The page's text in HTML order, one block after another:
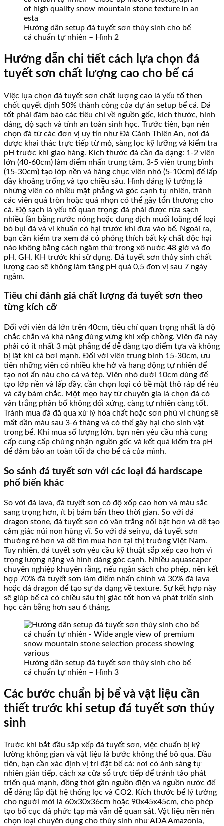
Hướng dẫn setup đá tuyết sơn thủy sinh cho bể
cá chuẩn tự nhiên – Hình 2
Hướng dẫn chi tiết cách lựa chọn đá
tuyết sơn chất lượng cao cho bể cá
Việc lựa chọn đá tuyết sơn chất lượng cao là yếu tố then
chốt quyết định 50% thành công của dự án setup bể cá. Đá
tốt phải đảm bảo các tiêu chí về nguồn gốc, kích thước, hình
dáng, độ sạch và tính an toàn sinh học. Trước tiên, bạn nên
chọn đá từ các đơn vị uy tín như Đá Cảnh Thiên An, nơi đá
được khai thác trực tiếp từ mỏ, sàng lọc kỹ lưỡng và kiểm tra
pH trước khi giao hàng. Kích thước đá cần đa dạng: 1-2 viên
lớn (40-60cm) làm điểm nhấn trung tâm, 3-5 viên trung bình
(15-30cm) tạo lớp nền và hàng chục viên nhỏ (5-10cm) để lấp
đầy khoảng trống và tạo chiều sâu. Hình dáng lý tưởng là
những viên có nhiều mặt phẳng và góc cạnh tự nhiên, tránh
các viên quá tròn hoặc quá nhọn có thể gây tổn thương cho
cá. Độ sạch là yếu tố quan trọng: đá phải được rửa sạch
nhiều lần bằng nước nóng hoặc dung dịch muối loãng để loại
bỏ bụi đá và vi khuẩn có hại trước khi đưa vào bể. Ngoài ra,
bạn cần kiểm tra xem đá có phóng thích bất kỳ chất độc hại
nào không bằng cách ngâm thử trong xô nước 48 giờ và đo
pH, GH, KH trước khi sử dụng. Đá tuyết sơn thủy sinh chất
lượng cao sẽ không làm tăng pH quá 0,5 đơn vị sau 7 ngày
ngâm.
Tiêu chí đánh giá chất lượng đá tuyết sơn theo
từng kích cỡ
Đối với viên đá lớn trên 40cm, tiêu chí quan trọng nhất là độ
chắc chắn và khả năng đứng vững khi xếp chồng. Viên đá này
phải có ít nhất 3 mặt phẳng để dễ dàng tạo điểm tựa và không
bị lật khi cá bơi mạnh. Đối với viên trung bình 15-30cm, ưu
tiên những viên có nhiều khe hở và hang động tự nhiên để
tạo nơi ẩn náu cho cá và tép. Viên nhỏ dưới 10cm dùng để
tạo lớp nền và lấp đầy, cần chọn loại có bề mặt thô ráp để rêu
và cây bám chắc. Một mẹo hay từ chuyên gia là chọn đá có
vân trắng phân bố không đối xứng, càng tự nhiên càng tốt.
Tránh mua đá đã qua xử lý hóa chất hoặc sơn phủ vì chúng sẽ
mất dần màu sau 3-6 tháng và có thể gây hại cho sinh vật
trong bể. Khi mua số lượng lớn, bạn nên yêu cầu nhà cung
cấp cung cấp chứng nhận nguồn gốc và kết quả kiểm tra pH
để đảm bảo an toàn tối đa cho bể cá của mình.
So sánh đá tuyết sơn với các loại đá hardscape
phổ biến khác
So với đá lava, đá tuyết sơn có độ xốp cao hơn và màu sắc
sang trọng hơn, ít bị bám bẩn theo thời gian. So với đá
dragon stone, đá tuyết sơn có vân trắng nổi bật hơn và dễ tạo
cảm giác núi non hùng vĩ. So với đá seiryu, đá tuyết sơn
thường rẻ hơn và dễ tìm mua hơn tại thị trường Việt Nam.
Tuy nhiên, đá tuyết sơn yêu cầu kỹ thuật sắp xếp cao hơn vì
trọng lượng nặng và hình dáng góc cạnh. Nhiều aquascaper
chuyên nghiệp khuyên rằng, nếu ngân sách cho phép, nên kết
hợp 70% đá tuyết sơn làm điểm nhấn chính và 30% đá lava
hoặc đá dragon để tạo sự đa dạng về texture. Sự kết hợp này
sẽ giúp bể cá có chiều sâu thị giác tốt hơn và phát triển sinh
học cân bằng hơn sau 6 tháng.
Hướng dẫn setup đá tuyết sơn thủy sinh cho bể
cá chuẩn tự nhiên – Hình 3
Các bước chuẩn bị bể và vật liệu cần
thiết trước khi setup đá tuyết sơn thủy
sinh
Trước khi bắt đầu sắp xếp đá tuyết sơn, việc chuẩn bị kỹ
lưỡng không gian và vật liệu là bước không thể bỏ qua. Đầu
tiên, bạn cần xác định vị trí đặt bể cá: nơi có ánh sáng tự
nhiên gián tiếp, cách xa cửa sổ trực tiếp để tránh tảo phát
triển quá mạnh, đồng thời gần nguồn điện và nguồn nước để
dễ dàng lắp đặt hệ thống lọc và CO2. Kích thước bể lý tưởng
cho người mới là 60x30x36cm hoặc 90x45x45cm, cho phép
tạo bố cục đá phức tạp mà vẫn dễ quan sát. Vật liệu nền nên
chọn loại chuyên dụng cho thủy sinh như ADA Amazonia,